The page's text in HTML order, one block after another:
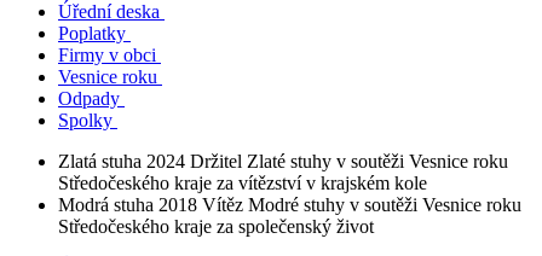
Úřední deska
Poplatky
Firmy v obci
Vesnice roku
Odpady
Spolky
Zlatá stuha 2024 Držitel Zlaté stuhy v soutěži Vesnice roku
Středočeského kraje za vítězství v krajském kole
Modrá stuha 2018 Vítěz Modré stuhy v soutěži Vesnice roku
Středočeského kraje za společenský život